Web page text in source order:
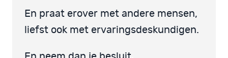
En praat erover met andere mensen,
liefst ook met ervaringsdeskundigen.